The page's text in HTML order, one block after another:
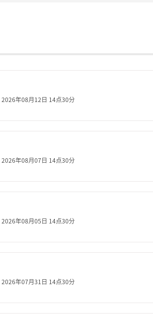
2026年08月12日 14点30分
2026年08月07日 14点30分
2026年08月05日 14点30分
2026年07月31日 14点30分